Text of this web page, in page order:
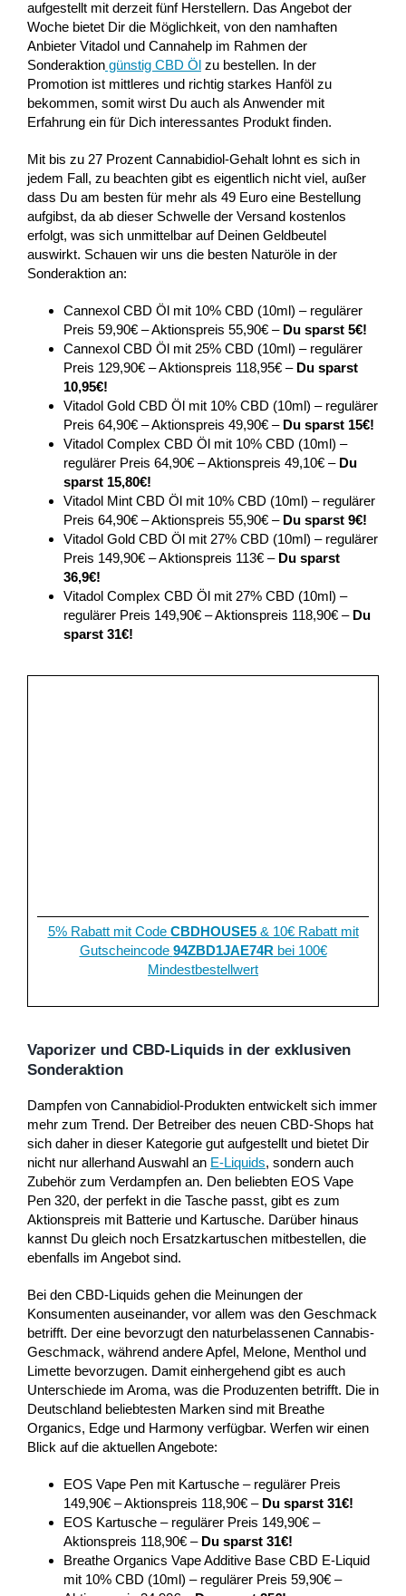
aufgestellt mit derzeit fünf Herstellern. Das Angebot der
Woche bietet Dir die Möglichkeit, von den namhaften
Anbieter Vitadol und Cannahelp im Rahmen der
Sonderaktiongünstig CBD Ölzu bestellen. In der
Promotion ist mittleres und richtig starkes Hanföl zu
bekommen, somit wirst Du auch als Anwender mit
Erfahrung ein für Dich interessantes Produkt finden.
Mit bis zu 27 Prozent Cannabidiol-Gehalt lohnt es sich in
jedem Fall, zu beachten gibt es eigentlich nicht viel, außer
dass Du am besten für mehr als 49 Euro eine Bestellung
aufgibst, da ab dieser Schwelle der Versand kostenlos
erfolgt, was sich unmittelbar auf Deinen Geldbeutel
auswirkt. Schauen wir uns die besten Naturöle in der
Sonderaktion an:
Cannexol CBD Öl mit 10% CBD (10ml) – regulärer
Preis 59,90€ – Aktionspreis 55,90€ – Du sparst 5€!
Cannexol CBD Öl mit 25% CBD (10ml) – regulärer
Preis 129,90€ – Aktionspreis 118,95€ – Du sparst
10,95€!
Vitadol Gold CBD Öl mit 10% CBD (10ml) – regulärer
Preis 64,90€ – Aktionspreis 49,90€ – Du sparst 15€!
Vitadol Complex CBD Öl mit 10% CBD (10ml) –
regulärer Preis 64,90€ – Aktionspreis 49,10€ – Du
sparst 15,80€!
Vitadol Mint CBD Öl mit 10% CBD (10ml) – regulärer
Preis 64,90€ – Aktionspreis 55,90€ – Du sparst 9€!
Vitadol Gold CBD Öl mit 27% CBD (10ml) – regulärer
Preis 149,90€ – Aktionspreis 113€ – Du sparst
36,9€!
Vitadol Complex CBD Öl mit 27% CBD (10ml) –
regulärer Preis 149,90€ – Aktionspreis 118,90€ – Du
sparst 31€!
5% Rabatt mit Code CBDHOUSE5& 10€ Rabatt mit
Gutscheincode 94ZBD1JAE74R bei 100€
Mindestbestellwert
Vaporizer und CBD-Liquids in der exklusiven
Sonderaktion
Dampfen von Cannabidiol-Produkten entwickelt sich immer
mehr zum Trend. Der Betreiber des neuen CBD-Shops hat
sich daher in dieser Kategorie gut aufgestellt und bietet Dir
nicht nur allerhand Auswahl an E-Liquids, sondern auch
Zubehör zum Verdampfen an. Den beliebten EOS Vape
Pen 320, der perfekt in die Tasche passt, gibt es zum
Aktionspreis mit Batterie und Kartusche. Darüber hinaus
kannst Du gleich noch Ersatzkartuschen mitbestellen, die
ebenfalls im Angebot sind.
Bei den CBD-Liquids gehen die Meinungen der
Konsumenten auseinander, vor allem was den Geschmack
betrifft. Der eine bevorzugt den naturbelassenen Cannabis-
Geschmack, während andere Apfel, Melone, Menthol und
Limette bevorzugen. Damit einhergehend gibt es auch
Unterschiede im Aroma, was die Produzenten betrifft. Die in
Deutschland beliebtesten Marken sind mit Breathe
Organics, Edge und Harmony verfügbar. Werfen wir einen
Blick auf die aktuellen Angebote:
EOS Vape Pen mit Kartusche – regulärer Preis
149,90€ – Aktionspreis 118,90€ – Du sparst 31€!
EOS Kartusche – regulärer Preis 149,90€ –
Aktionspreis 118,90€ – Du sparst 31€!
Breathe Organics Vape Additive Base CBD E-Liquid
mit 10% CBD (10ml) – regulärer Preis 59,90€ –